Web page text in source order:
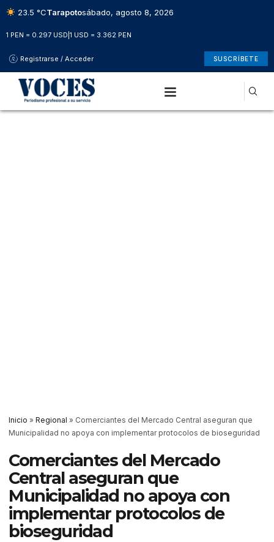
23.5 °CTarapotosábado, agosto 8, 2026
1 PEN = 0.297 USD 1 USD = 3.362 PEN
Registrarse / Acceder SUSCRÍBETE
Inicio » Regional » Comerciantes del Mercado Central aseguran que
Municipalidad no apoya con implementar protocolos de bioseguridad
Comerciantes del Mercado
Central aseguran que
Municipalidad no apoya con
implementar protocolos de
bioseguridad